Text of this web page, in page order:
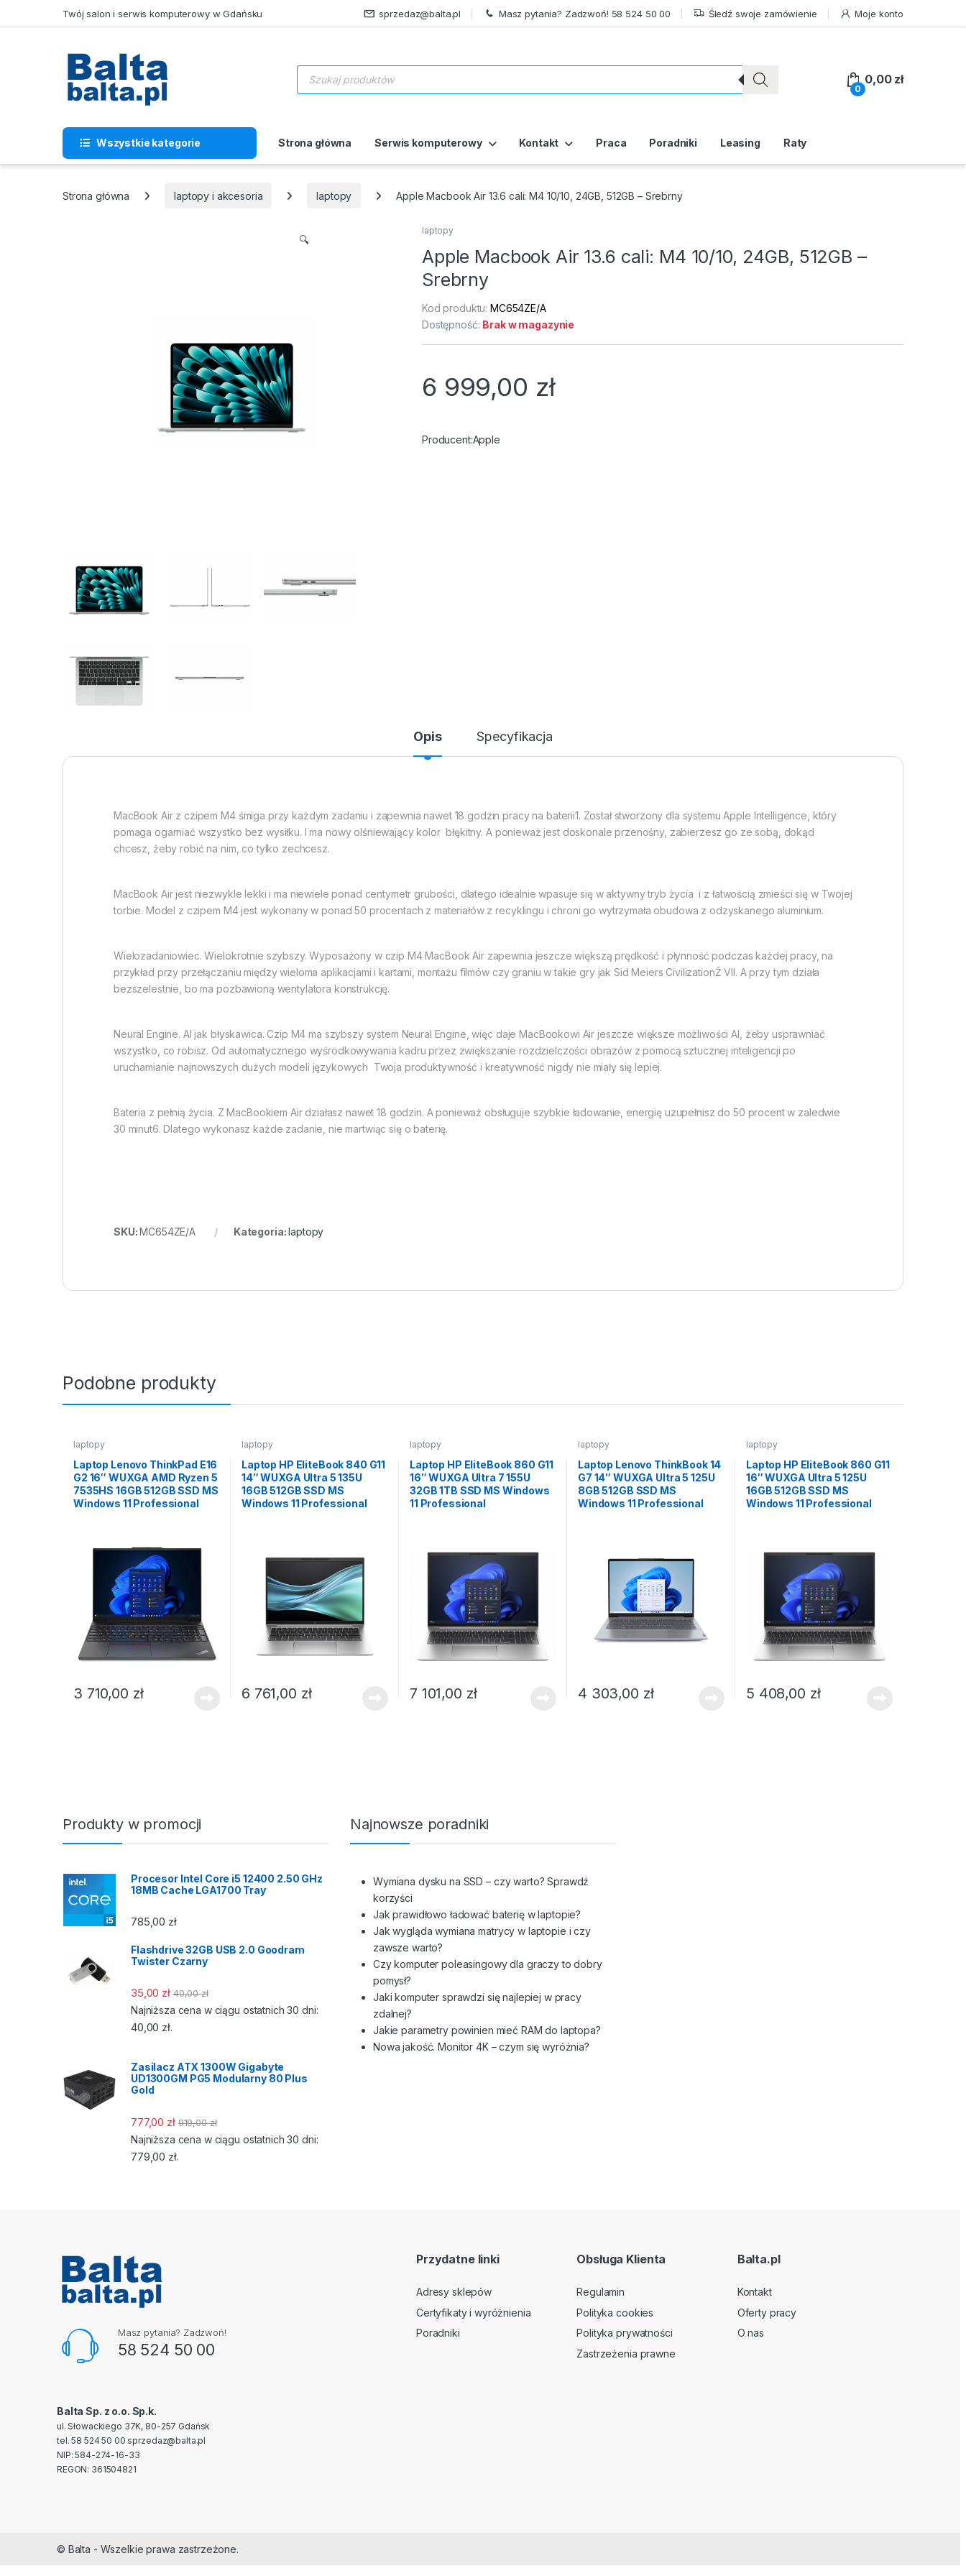
Skip to navigationTwój salon i serwis komputerowy w Gdańsku sprzedaz@balta.pl Masz pytania? Zadzwoń! 58 524 50 00 Śledź swoje zamówienie Moje konto
Wyszukiwarka produktów
0
0,00 zł
Wszystkie kategorie Strona główna Serwis komputerowy Kontakt Praca Poradniki Leasing Raty
Strona główna laptopy i akcesoria laptopy Apple Macbook Air 13.6 cali: M4 10/10, 24GB, 512GB – Srebrny
🔍
laptopy
Apple Macbook Air 13.6 cali: M4 10/10, 24GB, 512GB –
Srebrny
Kod produktu:MC654ZE/A
Dostępność: Brak w magazynie
6 999,00 zł
Apple
Opis Specyfikacja
MacBook Air z czipem M4 śmiga przy każdym zadaniu i zapewnia nawet 18 godzin pracy na baterii1. Został stworzony dla systemu Apple Intelligence, który
pomaga ogarniać wszystko bez wysiłku. I ma nowy olśniewający kolor  błękitny. A ponieważ jest doskonale przenośny, zabierzesz go ze sobą, dokąd
chcesz, żeby robić na nim, co tylko zechcesz.
MacBook Air jest niezwykle lekki i ma niewiele ponad centymetr grubości, dlatego idealnie wpasuje się w aktywny tryb życia  i z łatwością zmieści się w Twojej
torbie. Model z czipem M4 jest wykonany w ponad 50 procentach z materiałów z recyklingu i chroni go wytrzymała obudowa z odzyskanego aluminium.
Wielozadaniowiec. Wielokrotnie szybszy. Wyposażony w czip M4 MacBook Air zapewnia jeszcze większą prędkość i płynność podczas każdej pracy, na
przykład przy przełączaniu między wieloma aplikacjami i kartami, montażu filmów czy graniu w takie gry jak Sid Meiers CivilizationŽ VII. A przy tym działa
bezszelestnie, bo ma pozbawioną wentylatora konstrukcję.
Neural Engine. AI jak błyskawica. Czip M4 ma szybszy system Neural Engine, więc daje MacBookowi Air jeszcze większe możliwości AI, żeby usprawniać
wszystko, co robisz. Od automatycznego wyśrodkowywania kadru przez zwiększanie rozdzielczości obrazów z pomocą sztucznej inteligencji po
uruchamianie najnowszych dużych modeli językowych  Twoja produktywność i kreatywność nigdy nie miały się lepiej.
Bateria z pełnią życia. Z MacBookiem Air działasz nawet 18 godzin. A ponieważ obsługuje szybkie ładowanie, energię uzupełnisz do 50 procent w zaledwie
30 minut6. Dlatego wykonasz każde zadanie, nie martwiąc się o baterię.
SKU:MC654ZE/A Kategoria:laptopy
Podobne produkty
laptopy
Laptop Lenovo ThinkPad E16
G2 16″ WUXGA AMD Ryzen 5
7535HS 16GB 512GB SSD MS
Windows 11 Professional
3 710,00 zł
laptopy
Laptop HP EliteBook 840 G11
14″ WUXGA Ultra 5 135U
16GB 512GB SSD MS
Windows 11 Professional
6 761,00 zł
laptopy
Laptop HP EliteBook 860 G11
16″ WUXGA Ultra 7 155U
32GB 1TB SSD MS Windows
11 Professional
7 101,00 zł
laptopy
Laptop Lenovo ThinkBook 14
G7 14″ WUXGA Ultra 5 125U
8GB 512GB SSD MS
Windows 11 Professional
4 303,00 zł
laptopy
Laptop HP EliteBook 860 G11
16″ WUXGA Ultra 5 125U
16GB 512GB SSD MS
Windows 11 Professional
5 408,00 zł
Produkty w promocji
Procesor Intel Core i5 12400 2.50 GHz
18MB Cache LGA1700 Tray
785,00 zł
Flashdrive 32GB USB 2.0 Goodram
Twister Czarny
35,00 zł 40,00zł
Najniższa cena w ciągu ostatnich 30 dni:
40,00 zł.
Zasilacz ATX 1300W Gigabyte
UD1300GM PG5 Modularny 80 Plus
Gold
777,00 zł 919,00zł
Najniższa cena w ciągu ostatnich 30 dni:
779,00 zł.
Najnowsze poradniki
Wymiana dysku na SSD – czy warto? Sprawdź
korzyści
Jak prawidłowo ładować baterię w laptopie?
Jak wygląda wymiana matrycy w laptopie i czy
zawsze warto?
Czy komputer poleasingowy dla graczy to dobry
pomysł?
Jaki komputer sprawdzi się najlepiej w pracy
zdalnej?
Jakie parametry powinien mieć RAM do laptopa?
Nowa jakość. Monitor 4K – czym się wyróżnia?
Masz pytania? Zadzwoń!
58 524 50 00
Balta Sp. z o.o. Sp.k.
ul. Słowackiego 37K, 80-257 Gdańsk
tel. 58 524 50 00sprzedaz@balta.pl
NIP: 584-274-16-33
REGON: 361504821
Przydatne linki
Adresy sklepów
Certyfikaty i wyróżnienia
Poradniki
Obsługa Klienta
Regulamin
Polityka cookies
Polityka prywatności
Zastrzeżenia prawne
Balta.pl
Kontakt
Oferty pracy
O nas
© Balta - Wszelkie prawa zastrzeżone.